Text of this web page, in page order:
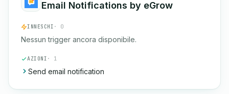
Email Notifications by eGrow
INNESCHI · 0
Nessun trigger ancora disponibile.
AZIONI · 1
Send email notification